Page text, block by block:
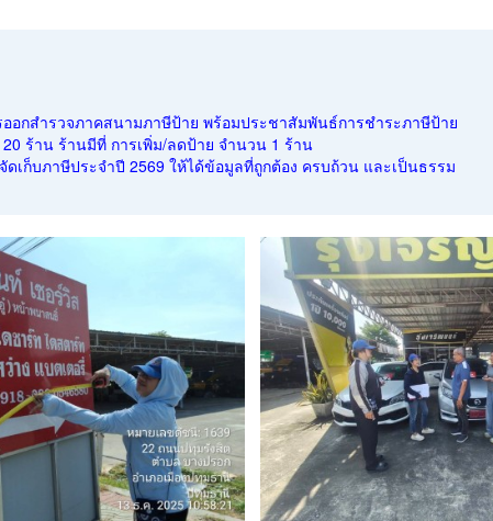
อกสำรวจภาคสนามภาษีป้าย พร้อมประชาสัมพันธ์การชำระภาษีป้าย
ร้าน ร้านมีที่ การเพิ่ม/ลดป้าย จำนวน 1 ร้าน
เก็บภาษีประจำปี 2569 ให้ได้ข้อมูลที่ถูกต้อง ครบถ้วน และเป็นธรรม